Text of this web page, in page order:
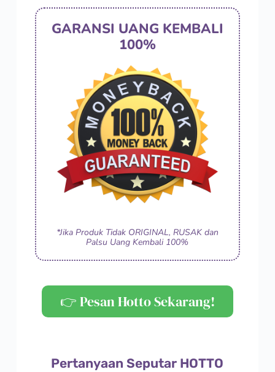
GARANSI UANG KEMBALI
100%
*Jika Produk Tidak ORIGINAL, RUSAK dan
Palsu Uang Kembali 100%
👉 Pesan Hotto Sekarang!
Pertanyaan Seputar HOTTO